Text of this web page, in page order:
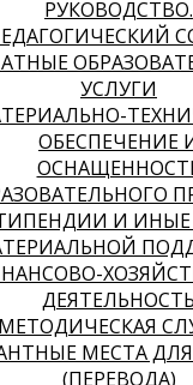
РУКОВОДСТВО.
УСЛУГИ
ОБЕСПЕЧЕНИЕ
И
ДЕЯТЕЛЬНОСТЬ
МЕТОДИЧЕСКАЯ
МЕСТА
(ПЕРЕВОДА)